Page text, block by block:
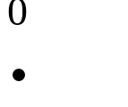
0